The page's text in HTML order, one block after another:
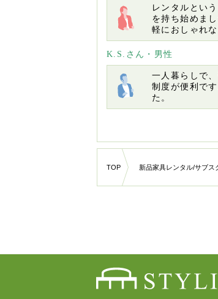
レンタルとい
を持ち始めま
軽におしゃれ
K.S.さん・男性
一人暮らしで
制度が便利で
た。
TOP 新品家具レンタル/サブス